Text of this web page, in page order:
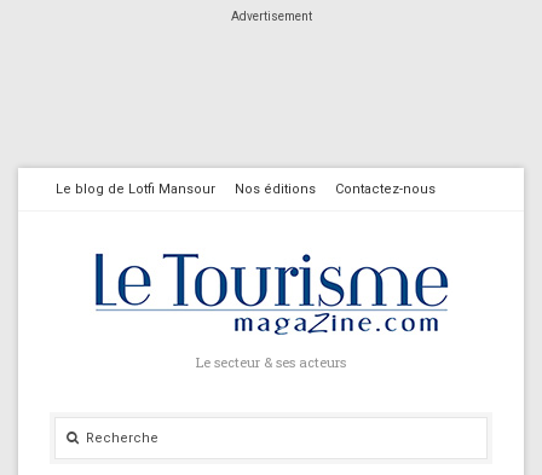
Advertisement
Le blog de Lotfi Mansour Nos éditions Contactez-nous
Le secteur & ses acteurs